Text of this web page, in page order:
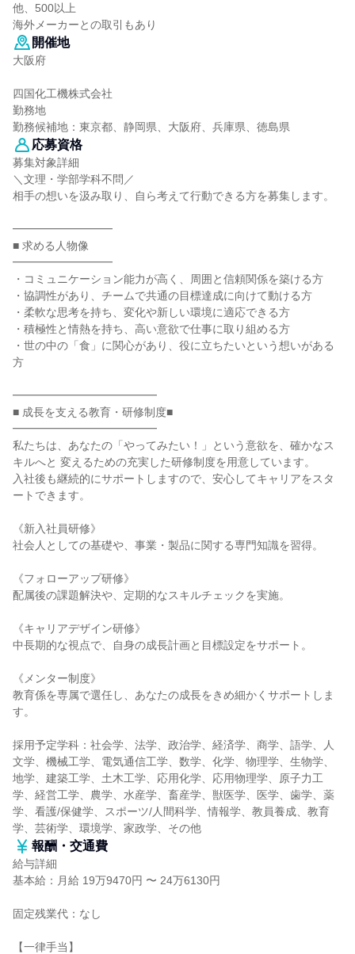
他、500以上
海外メーカーとの取引もあり
開催地
大阪府
四国化工機株式会社
勤務地
勤務候補地：東京都、静岡県、大阪府、兵庫県、徳島県
応募資格
募集対象詳細
＼文理・学部学科不問／
相手の想いを汲み取り、自ら考えて行動できる方を募集します。
━━━━━━━━━
■ 求める人物像
━━━━━━━━━
・コミュニケーション能力が高く、周囲と信頼関係を築ける方
・協調性があり、チームで共通の目標達成に向けて動ける方
・柔軟な思考を持ち、変化や新しい環境に適応できる方
・積極性と情熱を持ち、高い意欲で仕事に取り組める方
・世の中の「食」に関心があり、役に立ちたいという想いがある
方
━━━━━━━━━━━━━
■ 成長を支える教育・研修制度■
━━━━━━━━━━━━━
私たちは、あなたの「やってみたい！」という意欲を、確かなス
キルへと 変えるための充実した研修制度を用意しています。
入社後も継続的にサポートしますので、安心してキャリアをスタ
ートできます。
《新入社員研修》
社会人としての基礎や、事業・製品に関する専門知識を習得。
《フォローアップ研修》
配属後の課題解決や、定期的なスキルチェックを実施。
《キャリアデザイン研修》
中長期的な視点で、自身の成長計画と目標設定をサポート。
《メンター制度》
教育係を専属で選任し、あなたの成長をきめ細かくサポートしま
す。
採用予定学科：社会学、法学、政治学、経済学、商学、語学、人
文学、機械工学、電気通信工学、数学、化学、物理学、生物学、
地学、建築工学、土木工学、応用化学、応用物理学、原子力工
学、経営工学、農学、水産学、畜産学、獣医学、医学、歯学、薬
学、看護/保健学、スポーツ/人間科学、情報学、教員養成、教育
学、芸術学、環境学、家政学、その他
報酬・交通費
給与詳細
基本給：月給 19万9470円 〜 24万6130円
固定残業代：なし
【一律手当】